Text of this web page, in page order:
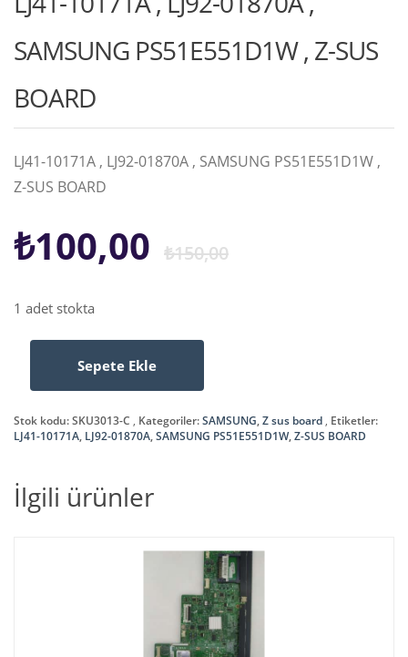
SAMSUNG PS51E551D1W , Z-SUS
BOARD
LJ41-10171A , LJ92-01870A , SAMSUNG PS51E551D1W ,
Z-SUS BOARD
₺150,00Orijinal
₺100,00
Şu
1 adet stokta
,
LJ92-
SAMSUNG
PS51E551D1W
Sepete Ekle
Stok kodu:SKU3013-C Kategoriler:SAMSUNG,Z sus board Etiketler:
LJ41-10171A, LJ92-01870A,SAMSUNG PS51E551D1W,Z-SUS BOARD
İlgili ürünler